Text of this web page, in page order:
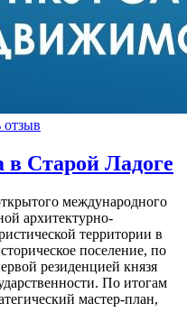
отзыв
Старой Ладоге
международного
архитектурно-
территории в
поселение, по
резиденцией князя
По итогам
мастер-план,